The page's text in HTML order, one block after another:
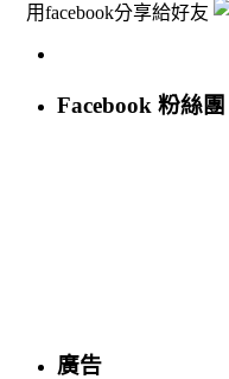
用facebook分享給好友
Facebook 粉絲團
廣告